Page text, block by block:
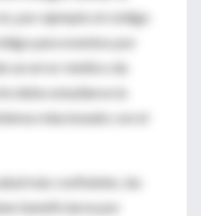
por ejemplo el código
para eventos por
un error médico da
debe estudiarse la
relacionado con el
más confiables, las
beneficiarse por